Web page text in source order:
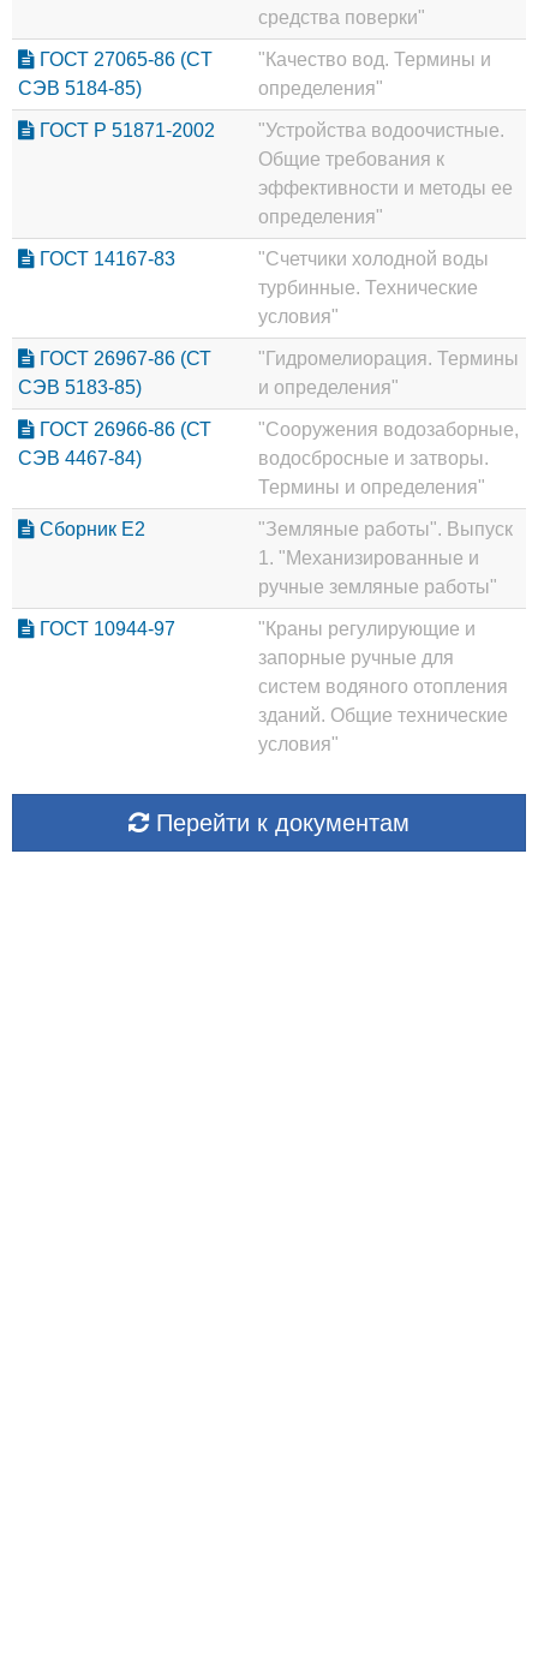
средства поверки"
ГОСТ 27065-86 (CT
СЭВ 5184-85)
"Качество вод. Термины и
определения"
ГОСТ Р 51871-2002
"Устройства водоочистные.
Общие требования к
эффективности и методы ее
определения"
ГОСТ 14167-83
"Счетчики холодной воды
турбинные. Технические
условия"
ГОСТ 26967-86 (СТ
СЭВ 5183-85)
"Гидромелиорация. Термины
и определения"
ГОСТ 26966-86 (СТ
СЭВ 4467-84)
"Сооружения водозаборные,
водосбросные и затворы.
Термины и определения"
Сборник Е2
"Земляные работы". Выпуск
1. "Механизированные и
ручные земляные работы"
ГОСТ 10944-97
"Краны регулирующие и
запорные ручные для
систем водяного отопления
зданий. Общие технические
условия"
Перейти к документам